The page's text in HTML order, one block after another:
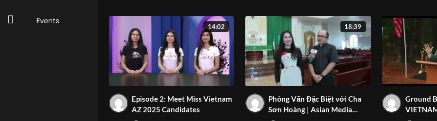
Events
14:02
Episode 2: Meet Miss Vietnam
AZ 2025 Candidates
18:39
Phỏng Vấn Đặc Biệt với Cha
Sơn Hoàng | Asian Media
Ground